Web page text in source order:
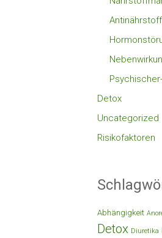
Detox
Uncategorized
Risikofaktoren
Abhängigkeit
Detox Diuretika